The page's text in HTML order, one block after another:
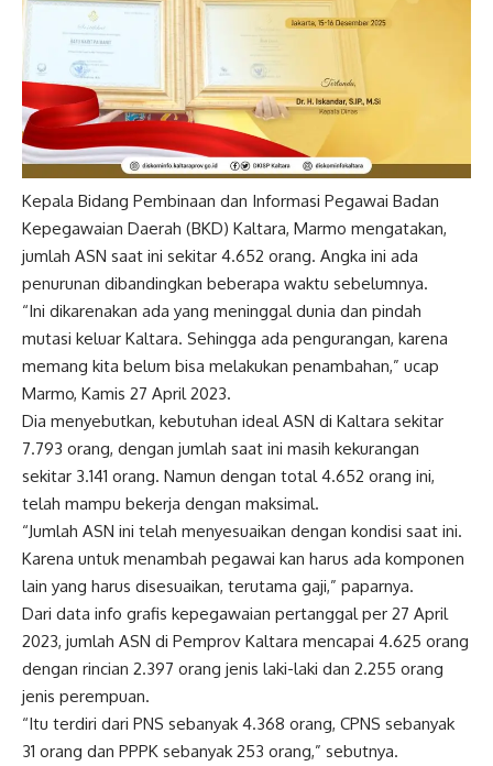
Kepala Bidang Pembinaan dan Informasi Pegawai Badan
Kepegawaian Daerah (BKD) Kaltara, Marmo mengatakan,
jumlah ASN saat ini sekitar 4.652 orang. Angka ini ada
penurunan dibandingkan beberapa waktu sebelumnya.
“Ini dikarenakan ada yang meninggal dunia dan pindah
mutasi keluar Kaltara. Sehingga ada pengurangan, karena
memang kita belum bisa melakukan penambahan,” ucap
Marmo, Kamis 27 April 2023.
Dia menyebutkan, kebutuhan ideal ASN di Kaltara sekitar
7.793 orang, dengan jumlah saat ini masih kekurangan
sekitar 3.141 orang. Namun dengan total 4.652 orang ini,
telah mampu bekerja dengan maksimal.
“Jumlah ASN ini telah menyesuaikan dengan kondisi saat ini.
Karena untuk menambah pegawai kan harus ada komponen
lain yang harus disesuaikan, terutama gaji,” paparnya.
Dari data info grafis kepegawaian pertanggal per 27 April
2023, jumlah ASN di Pemprov Kaltara mencapai 4.625 orang
dengan rincian 2.397 orang jenis laki-laki dan 2.255 orang
jenis perempuan.
“Itu terdiri dari PNS sebanyak 4.368 orang, CPNS sebanyak
31 orang dan PPPK sebanyak 253 orang,” sebutnya.